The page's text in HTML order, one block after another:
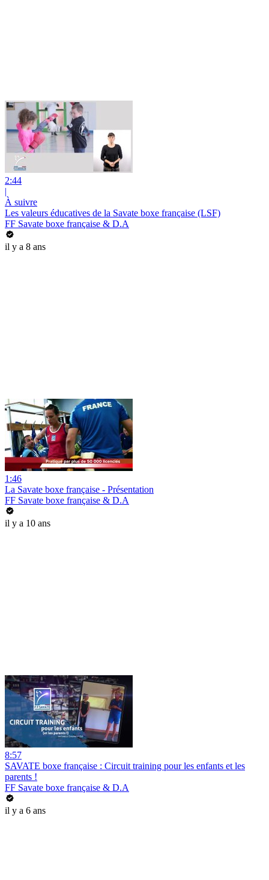
2:44
|
À suivre
Les valeurs éducatives de la Savate boxe française (LSF)
FF Savate boxe française & D.A
il y a 8 ans
1:46
La Savate boxe française - Présentation
FF Savate boxe française & D.A
il y a 10 ans
8:57
SAVATE boxe française : Circuit training pour les enfants et les
parents !
FF Savate boxe française & D.A
il y a 6 ans